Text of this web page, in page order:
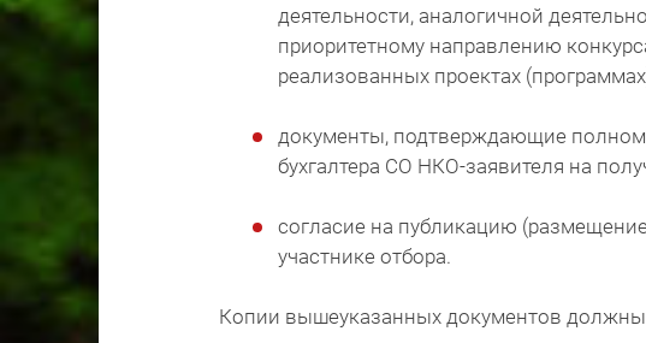
деятельности, аналогичной
приоритетному направлению
реализованных проектах
документы, подтверждающие
бухгалтера СО НКО-заявителя на
согласие на публикацию
участнике отбора.
Копии вышеуказанных документов